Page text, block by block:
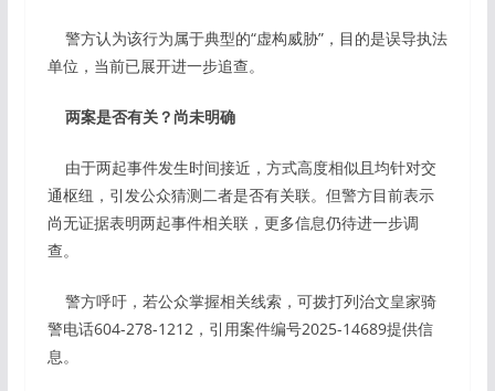
警方认为该行为属于典型的“虚构威胁”，目的是误导执法
单位，当前已展开进一步追查。
两案是否有关？尚未明确
由于两起事件发生时间接近，方式高度相似且均针对交
通枢纽，引发公众猜测二者是否有关联。但警方目前表示
尚无证据表明两起事件相关联，更多信息仍待进一步调
查。
警方呼吁，若公众掌握相关线索，可拨打列治文皇家骑
警电话604-278-1212，引用案件编号2025-14689提供信
息。